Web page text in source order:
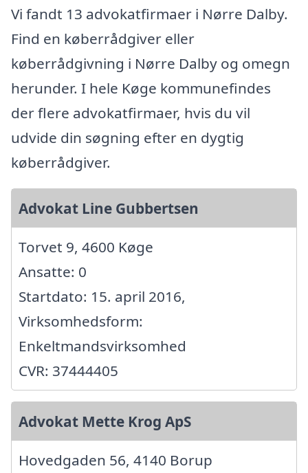
Vi fandt 13 advokatfirmaer i Nørre Dalby.
Find en køberrådgiver eller
køberrådgivning i Nørre Dalby og omegn
herunder. I hele Køge kommunefindes
der flere advokatfirmaer, hvis du vil
udvide din søgning efter en dygtig
køberrådgiver.
Advokat Line Gubbertsen
Torvet 9, 4600 Køge
Ansatte: 0
Startdato: 15. april 2016,
Virksomhedsform:
Enkeltmandsvirksomhed
CVR: 37444405
Advokat Mette Krog ApS
Hovedgaden 56, 4140 Borup